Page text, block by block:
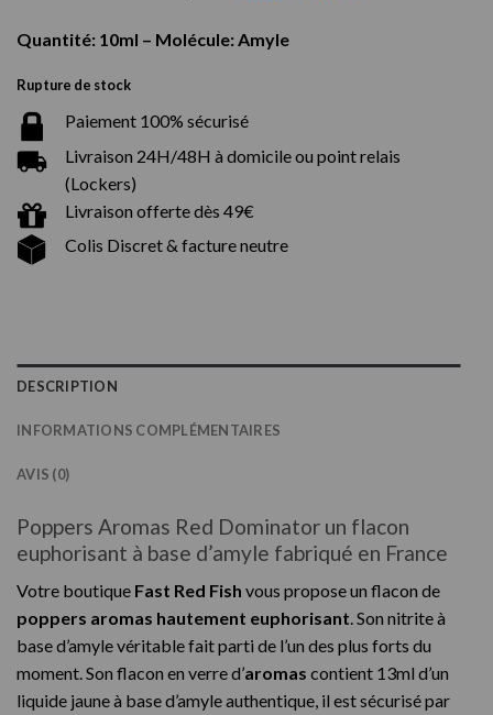
Quantité: 10ml – Molécule: Amyle
Rupture de stock
Paiement 100% sécurisé
Livraison 24H/48H à domicile ou point relais
(Lockers)
Livraison offerte dès 49€
Colis Discret & facture neutre
DESCRIPTION
INFORMATIONS COMPLÉMENTAIRES
AVIS (0)
Poppers Aromas Red Dominator un flacon
euphorisant à base d’amyle fabriqué en France
Votre boutique Fast Red Fish vous propose un flacon de
poppers aromas hautement euphorisant. Son nitrite à
base d’amyle véritable fait parti de l’un des plus forts du
moment. Son flacon en verre d’aromas contient 13ml d’un
liquide jaune à base d’amyle authentique, il est sécurisé par